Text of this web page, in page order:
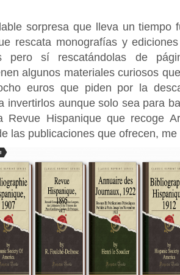
sorpresa que lleva un tiempo
rescata monografías y
pero sí rescatándolas de
algunos materiales curiosos
euros que piden por la
invertirlos aunque solo sea para
Revue Hispanique que recoge
las publicaciones que ofrecen, me